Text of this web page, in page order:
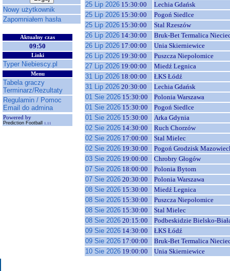
Nowy użytkownik
Zapomniałem hasła
Aktualny czas
09:50
Linki
Typer Niebiescy.pl
Menu
Tabela graczy
Terminarz/Rezultaty
Regulamin / Pomoc
Email do admina
Powered by
Prediction Football 1.11
25 Lip 2026 15:30:00
Lechia Gdańsk
25 Lip 2026 15:30:00
Pogoń Siedlce
25 Lip 2026 15:30:00
Stal Rzeszów
26 Lip 2026 14:30:00
Bruk-Bet Termalica
26 Lip 2026 17:00:00
Unia Skierniewice
26 Lip 2026 19:30:00
Puszcza Niepołomice
27 Lip 2026 19:00:00
Miedź Legnica
31 Lip 2026 18:00:00
ŁKS Łódź
31 Lip 2026 20:30:00
Lechia Gdańsk
01 Sie 2026 15:30:00
Polonia Warszawa
01 Sie 2026 15:30:00
Pogoń Siedlce
01 Sie 2026 15:30:00
Arka Gdynia
02 Sie 2026 14:30:00
Ruch Chorzów
02 Sie 2026 17:00:00
Stal Mielec
02 Sie 2026 19:30:00
Pogoń Grodzisk
03 Sie 2026 19:00:00
Chrobry Głogów
07 Sie 2026 18:00:00
Polonia Bytom
07 Sie 2026 20:30:00
Polonia Warszawa
08 Sie 2026 15:30:00
Miedź Legnica
08 Sie 2026 15:30:00
Puszcza Niepołomice
08 Sie 2026 15:30:00
Stal Mielec
08 Sie 2026 20:15:00
Podbeskidzie Bielsko-
09 Sie 2026 14:30:00
ŁKS Łódź
09 Sie 2026 17:00:00
Bruk-Bet Termalica
10 Sie 2026 19:00:00 Unia Skierniewice